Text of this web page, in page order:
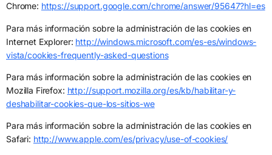
Chrome: https://support.google.com/chrome/answer/95647?hl=es
Para más información sobre la administración de las cookies en
Internet Explorer: http://windows.microsoft.com/es-es/windows-
vista/cookies-frequently-asked-questions
Para más información sobre la administración de las cookies en
Mozilla Firefox: http://support.mozilla.org/es/kb/habilitar-y-
deshabilitar-cookies-que-los-sitios-we
Para más información sobre la administración de las cookies en
Safari: http://www.apple.com/es/privacy/use-of-cookies/